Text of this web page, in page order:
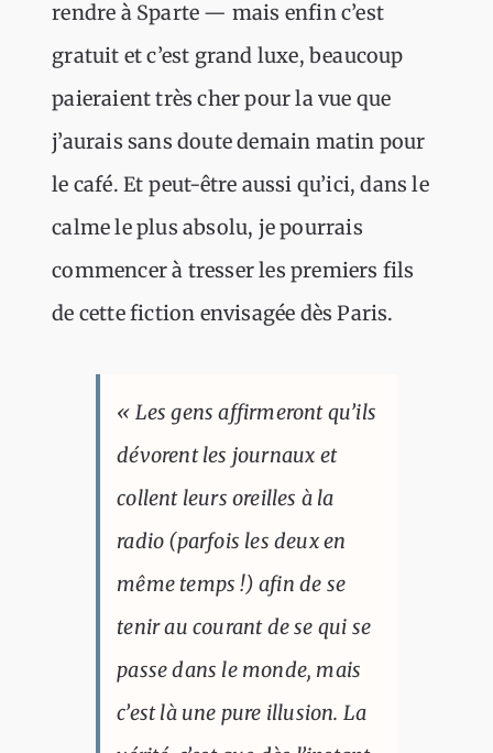
rendre à Sparte — mais enfin c’est
gratuit et c’est grand luxe, beaucoup
paieraient très cher pour la vue que
j’aurais sans doute demain matin pour
le café. Et peut-être aussi qu’ici, dans le
calme le plus absolu, je pourrais
commencer à tresser les premiers fils
de cette fiction envisagée dès Paris.
« Les gens affirmeront qu’ils
dévorent les journaux et
collent leurs oreilles à la
radio (parfois les deux en
même temps !) afin de se
tenir au courant de se qui se
passe dans le monde, mais
c’est là une pure illusion. La